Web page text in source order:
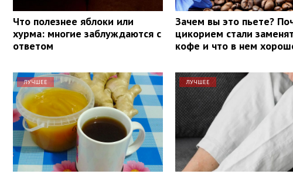
Что полезнее яблоки или
хурма: многие заблуждаются с
ответом
Зачем вы это пьете?
цикорием стали
кофе и что в нем
ЛУЧШЕЕ ЛУЧШЕЕ